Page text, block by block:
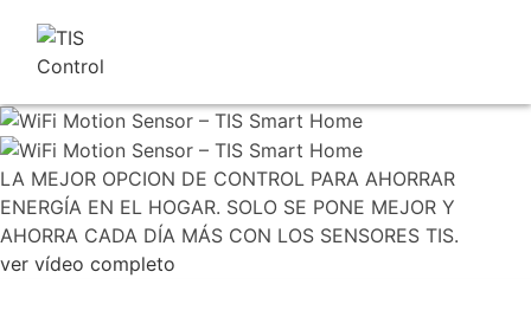
LA MEJOR OPCION DE CONTROL PARA AHORRAR
ENERGÍA EN EL HOGAR. SOLO SE PONE MEJOR Y
AHORRA CADA DÍA MÁS CON LOS SENSORES TIS.
ver vídeo completo